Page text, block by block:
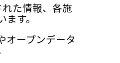
た情報、各施
す。
オープンデータ